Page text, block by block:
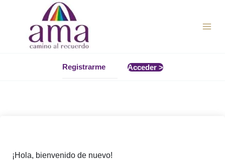
contenido
Registrarme Acceder >
¡Hola, bienvenido de nuevo!